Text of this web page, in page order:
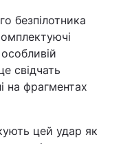
безпілотника
свідчать
на фрагментах
цей удар як